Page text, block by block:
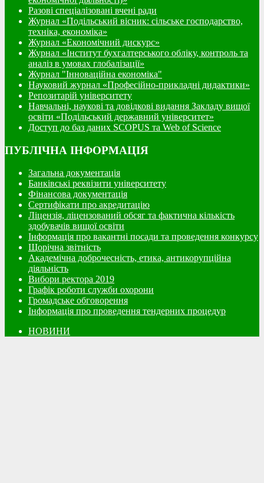
Разові спеціалізовані вчені ради
Журнал «Подільський вісник: сільське господарство,
техніка, економіка»
Журнал «Економічний дискурс»
Журнал «Інститут бухгалтерського обліку, контроль та
аналіз в умовах глобалізації»
Журнал "Інноваційна економіка"
Науковий журнал «Професійно-прикладні дидактики»
Репозитарій університету
Навчальні, наукові та довідкові видання Закладу вищої
освіти «Подільський державний університет»
Доступ до баз даних SCOPUS та Web of Science
ПУБЛІЧНА ІНФОРМАЦІЯ
Загальна документація
Банківські реквізити університету
Фінансова документація
Сертифікати про акредитацію
Ліцензія, ліцензований обсяг та фактична кількість
здобувачів вищої освіти
Інформація про вакантні посади та проведення конкурсу
Щорічна звітність
Академічна доброчесність, етика, антикорупційна
діяльність
Вибори ректора 2019
Графік роботи служби охорони
Громадське обговорення
Інформація про проведення тендерних процедур
НОВИНИ